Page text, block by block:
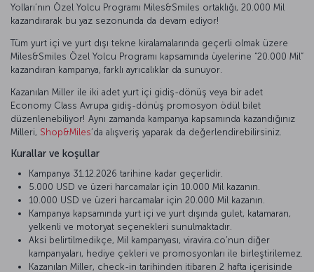
Yolları’nın Özel Yolcu Programı Miles&Smiles ortaklığı, 20.000 Mil
kazandırarak bu yaz sezonunda da devam ediyor!
Tüm yurt içi ve yurt dışı tekne kiralamalarında geçerli olmak üzere
Miles&Smiles Özel Yolcu Programı kapsamında üyelerine “20.000 Mil”
kazandıran kampanya, farklı ayrıcalıklar da sunuyor.
Kazanılan Miller ile iki adet yurt içi gidiş-dönüş veya bir adet
Economy Class Avrupa gidiş-dönüş promosyon ödül bilet
düzenlenebiliyor! Aynı zamanda kampanya kapsamında kazandığınız
Milleri, Shop&Miles’da alışveriş yaparak da değerlendirebilirsiniz.
Kurallar ve koşullar
Kampanya 31.12.2026 tarihine kadar geçerlidir.
5.000 USD ve üzeri harcamalar için 10.000 Mil kazanın.
10.000 USD ve üzeri harcamalar için 20.000 Mil kazanın.
Kampanya kapsamında yurt içi ve yurt dışında gulet, katamaran,
yelkenli ve motoryat seçenekleri sunulmaktadır.
Aksi belirtilmedikçe, Mil kampanyası, viravira.co’nun diğer
kampanyaları, hediye çekleri ve promosyonları ile birleştirilemez.
Kazanılan Miller, check-in tarihinden itibaren 2 hafta içerisinde